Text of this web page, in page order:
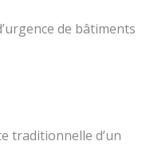
de bâtiments
traditionnelle d’un